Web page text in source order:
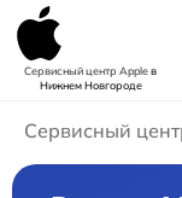
Сервисный центр Appleв
Нижнем Новгороде
Сервисный